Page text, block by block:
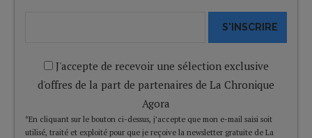
S'INSCRIRE
J'accepte de recevoir une sélection exclusive
d'offres de la part de partenaires de La Chronique
Agora
*En cliquant sur le bouton ci-dessus, j’accepte que mon e-mail saisi soit
utilisé, traité et exploité pour que je reçoive la newsletter gratuite de La